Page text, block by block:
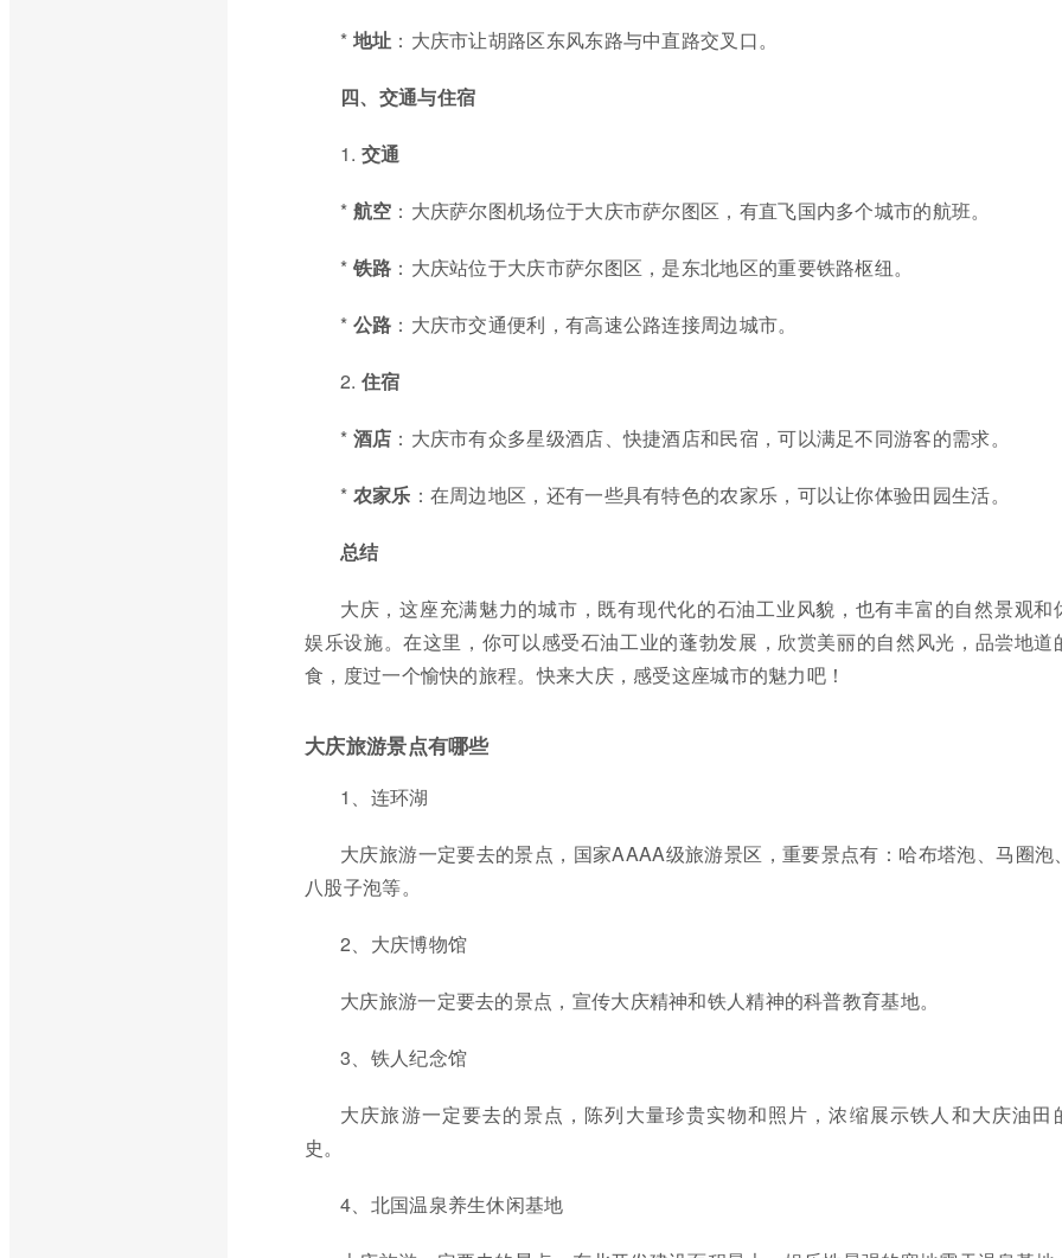
* 地址 ：大庆市让胡路区东风东路与中直路交叉口。
四、交通与住宿
1. 交通
* 航空 ：大庆萨尔图机场位于大庆市萨尔图区，有直飞国内多个城市的航班。
* 铁路 ：大庆站位于大庆市萨尔图区，是东北地区的重要铁路枢纽。
* 公路 ：大庆市交通便利，有高速公路连接周边城市。
2. 住宿
* 酒店 ：大庆市有众多星级酒店、快捷酒店和民宿，可以满足不同游客的需求。
* 农家乐 ：在周边地区，还有一些具有特色的农家乐，可以让你体验田园生活。
总结
大庆，这座充满魅力的城市，既有现代化的石油工业风貌，也有丰富的自然景观和
娱乐设施。在这里，你可以感受石油工业的蓬勃发展，欣赏美丽的自然风光，品尝地道
食，度过一个愉快的旅程。快来大庆，感受这座城市的魅力吧！
大庆旅游景点有哪些
1、连环湖
大庆旅游一定要去的景点，国家AAAA级旅游景区，重要景点有：哈布塔泡、马圈泡
八股子泡等。
2、大庆博物馆
大庆旅游一定要去的景点，宣传大庆精神和铁人精神的科普教育基地。
3、铁人纪念馆
大庆旅游一定要去的景点，陈列大量珍贵实物和照片，浓缩展示铁人和大庆油田
史。
4、北国温泉养生休闲基地